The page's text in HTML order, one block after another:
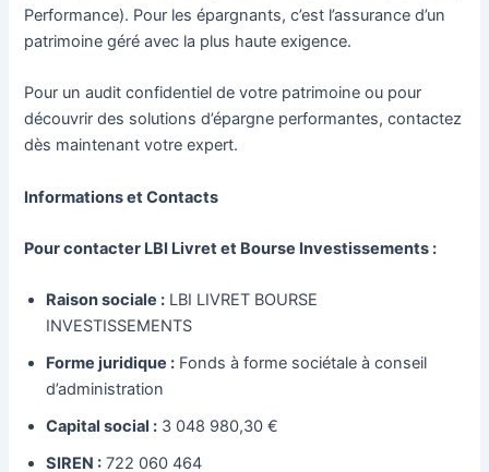
Performance). Pour les épargnants, c’est l’assurance d’un
patrimoine géré avec la plus haute exigence.
Pour un audit confidentiel de votre patrimoine ou pour
découvrir des solutions d’épargne performantes, contactez
dès maintenant votre expert.
Informations et Contacts
Pour contacter LBI Livret et Bourse Investissements :
Raison sociale : LBI LIVRET BOURSE
INVESTISSEMENTS
Forme juridique : Fonds à forme sociétale à conseil
d’administration
Capital social : 3 048 980,30 €
SIREN : 722 060 464